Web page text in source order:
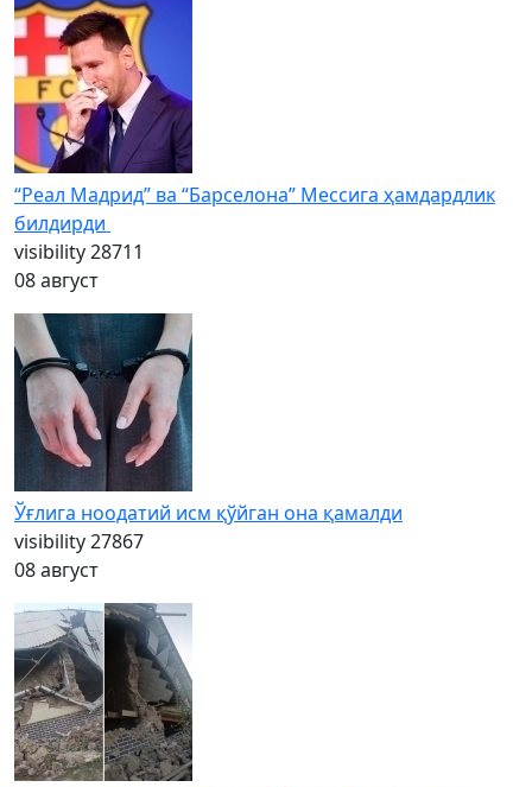
“Реал Мадрид” ва “Барселона” Мессига ҳамдардлик
билдирди
visibility28711
08 август
Ўғлига ноодатий исм қўйган она қамалди
visibility27867
08 август